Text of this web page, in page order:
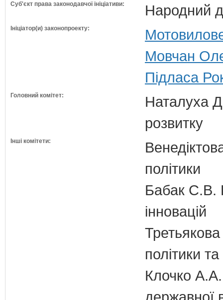
Суб'єкт права законодавчої ініціативи: Народний
Ініціатор(и) законопроекту:
Мовчан
Підласа
Головний комітет:
Наталуха
розвитку
Інші комітети:
політики
Бабак С.В.
інновацій
політики
Клочко А.А.